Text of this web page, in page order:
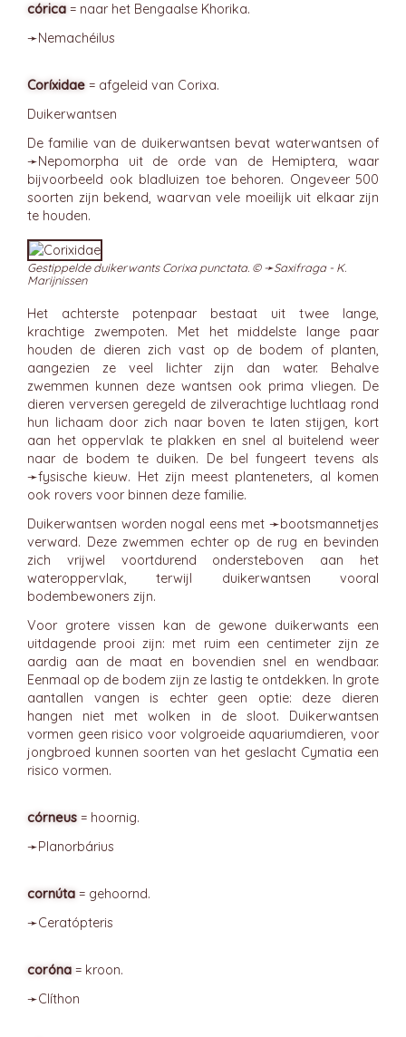
córica = naar het Bengaalse Khorika.
➛Nemachéilus
Coríxidae = afgeleid van Corixa.
Duikerwantsen
De familie van de duikerwantsen bevat waterwantsen of
➛Nepomorpha uit de orde van de Hemiptera, waar
bijvoorbeeld ook bladluizen toe behoren. Ongeveer 500
soorten zijn bekend, waarvan vele moeilijk uit elkaar zijn
te houden.
Gestippelde duikerwants Corixa punctata. © ➛Saxifraga - K.
Marijnissen
Het achterste potenpaar bestaat uit twee lange,
krachtige zwempoten. Met het middelste lange paar
houden de dieren zich vast op de bodem of planten,
aangezien ze veel lichter zijn dan water. Behalve
zwemmen kunnen deze wantsen ook prima vliegen. De
dieren verversen geregeld de zilverachtige luchtlaag rond
hun lichaam door zich naar boven te laten stijgen, kort
aan het oppervlak te plakken en snel al buitelend weer
naar de bodem te duiken. De bel fungeert tevens als
➛fysische kieuw. Het zijn meest planteneters, al komen
ook rovers voor binnen deze familie.
Duikerwantsen worden nogal eens met ➛bootsmannetjes
verward. Deze zwemmen echter op de rug en bevinden
zich vrijwel voortdurend ondersteboven aan het
wateroppervlak, terwijl duikerwantsen vooral
bodembewoners zijn.
Voor grotere vissen kan de gewone duikerwants een
uitdagende prooi zijn: met ruim een centimeter zijn ze
aardig aan de maat en bovendien snel en wendbaar.
Eenmaal op de bodem zijn ze lastig te ontdekken. In grote
aantallen vangen is echter geen optie: deze dieren
hangen niet met wolken in de sloot. Duikerwantsen
vormen geen risico voor volgroeide aquariumdieren, voor
jongbroed kunnen soorten van het geslacht Cymatia een
risico vormen.
córneus = hoornig.
➛Planorbárius
cornúta = gehoornd.
➛Ceratópteris
coróna = kroon.
➛Clíthon